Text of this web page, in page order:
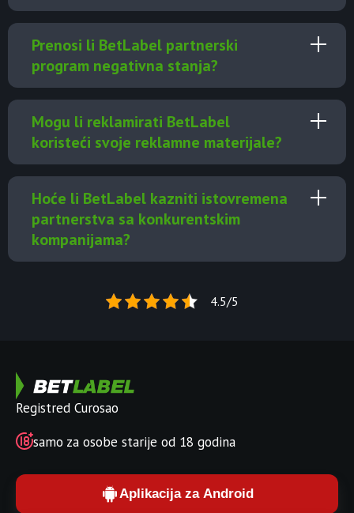
Prenosi li BetLabel partnerski
program negativna stanja?
Mogu li reklamirati BetLabel
koristeći svoje reklamne materijale?
Hoće li BetLabel kazniti istovremena
partnerstva sa konkurentskim
kompanijama?
4.5/5
Registred Curosao
samo za osobe starije od 18 godina
Aplikacija za Android